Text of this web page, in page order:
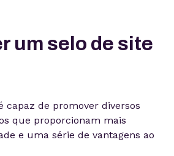
um selo de site
capaz de promover diversos
que proporcionam mais
e uma série de vantagens ao